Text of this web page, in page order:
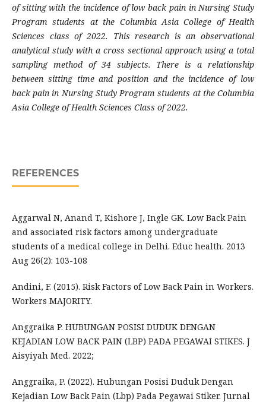
of sitting with the incidence of low back pain in Nursing Study
Program students at the Columbia Asia College of Health
Sciences class of 2022. This research is an observational
analytical study with a cross sectional approach using a total
sampling method of 34 subjects. There is a relationship
between sitting time and position and the incidence of low
back pain in Nursing Study Program students at the Columbia
Asia College of Health Sciences Class of 2022.
REFERENCES
Aggarwal N, Anand T, Kishore J, Ingle GK. Low Back Pain
and associated risk factors among undergraduate
students of a medical college in Delhi. Educ health. 2013
Aug 26(2): 103-108
Andini, F. (2015). Risk Factors of Low Back Pain in Workers.
Workers MAJORITY.
Anggraika P. HUBUNGAN POSISI DUDUK DENGAN
KEJADIAN LOW BACK PAIN (LBP) PADA PEGAWAI STIKES. J
Aisyiyah Med. 2022;
Anggraika, P. (2022). Hubungan Posisi Duduk Dengan
Kejadian Low Back Pain (Lbp) Pada Pegawai Stiker. Jurnal